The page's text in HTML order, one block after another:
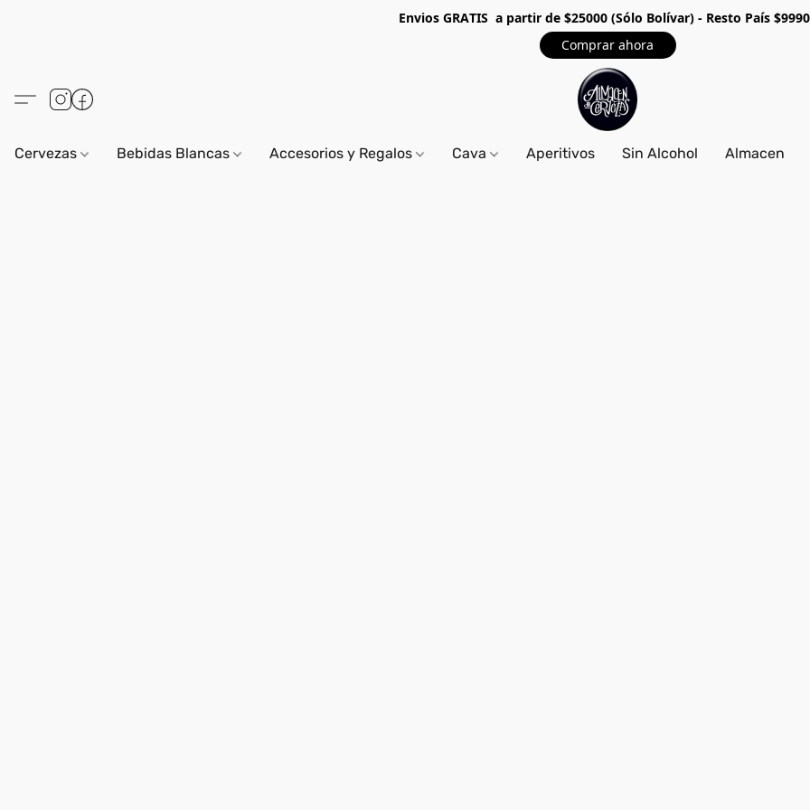
Envios GRATIS a partir de $25000 (Sólo Bolívar) - Resto País
Comprar ahora
Cervezas Bebidas Blancas Accesorios y Regalos Cava Aperitivos Sin Alcohol Almacen